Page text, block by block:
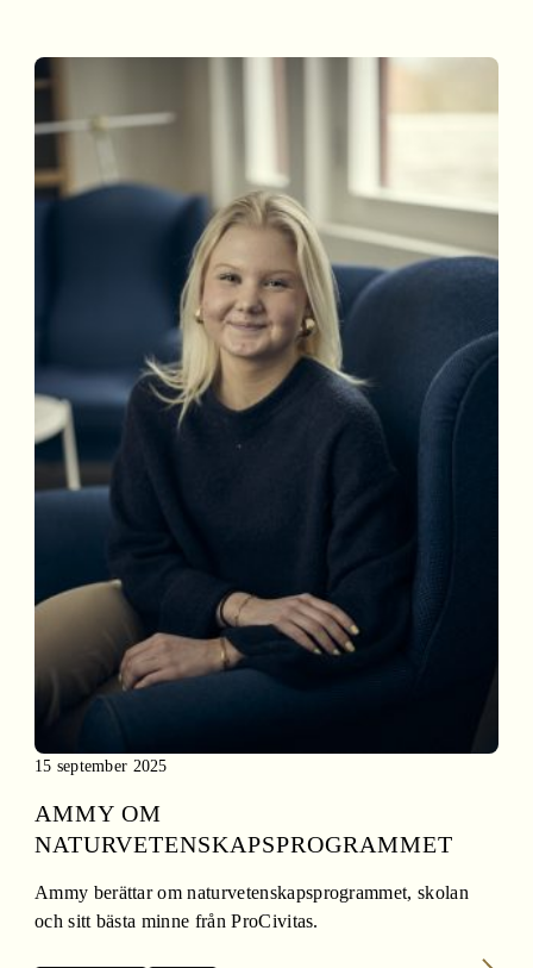
15 september 2025
AMMY OM
NATURVETENSKAPSPROGRAMMET
Ammy berättar om naturvetenskapsprogrammet, skolan
och sitt bästa minne från ProCivitas.